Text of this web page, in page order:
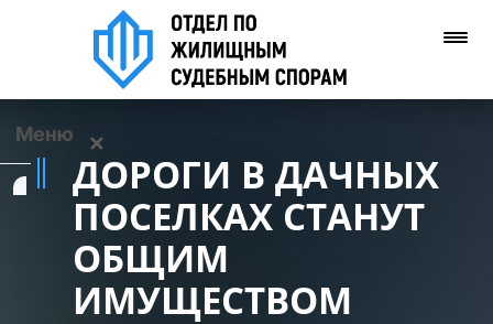
Меню ✕
ДОРОГИ В ДАЧНЫХ
ПОСЕЛКАХ СТАНУТ
ОБЩИМ
ИМУЩЕСТВОМ